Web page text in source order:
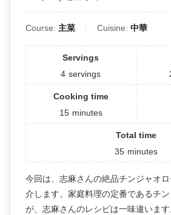
Course: 主菜 Cuisine: 中華
Servings
4 servings
Cooking time
15 minutes
Total time
35 minutes
今回は、志麻さんの絶品チンジャオ
介します。家庭料理の定番であるチ
が、志麻さんのレシピは一味違いま